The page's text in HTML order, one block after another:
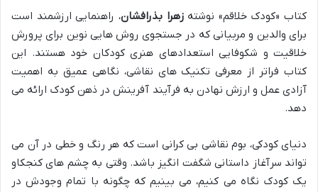
کتاب «کودک خلاقم» نوشتهزهرا بذرافشان، راهنمایی ارزشمند است
برای والدین و مربیانی که در جستجوی روش هایی نوین برای پرورش
خلاقیت و شکوفایی استعدادهای هنری کودکان خود هستند. این
کتاب فراتر از معرفی تکنیک های نقاشی، نگاهی عمیق به اهمیت
آزادی عمل و ارزش نهادن به فرآیند آفرینش در ذهن کودک ارائه می
دهد.
دنیای کودکی، بوم نقاشی بی کرانی است که هر رنگ و خطی در آن می
تواند سرآغاز داستانی شگفت انگیز باشد. وقتی به چشم های کنجکاو
یک کودک نگاه می کنیم، می بینیم که چگونه با تمام وجودش در